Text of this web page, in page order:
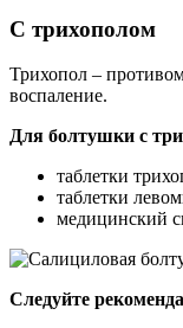
С трихополом
Трихопол ‒
воспаление.
Для болтушки с
таблетки
таблетки
медицинский
Следуйте